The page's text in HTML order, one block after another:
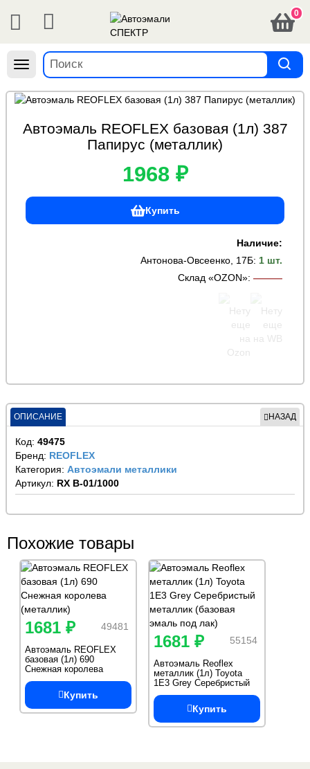
0
Навигация
Автоэмаль REOFLEX базовая (1л) 387
Папирус (металлик)
1968 ₽
Купить
Наличие:
Антонова-Овсеенко, 17Б: 1 шт.
Склад «OZON»: ———
ОПИСАНИЕ НАЗАД
Код: 49475
Бренд: REOFLEX
Категория: Автоэмали металлики
Артикул: RX B-01/1000
Похожие товары
49481
1681 ₽
Автоэмаль REOFLEX
базовая (1л) 690
Снежная королева
(металлик)
Купить
55154
1681 ₽
Автоэмаль Reoflex
металлик (1л) Toyota
1E3 Grey Серебристый
металлик (базовая
эмаль под лак)
Купить